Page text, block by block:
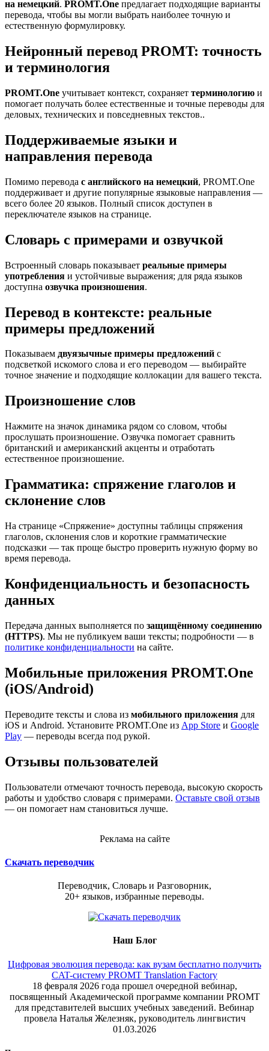
на немецкий. PROMT.One предлагает подходящие варианты
перевода, чтобы вы могли выбрать наиболее точную и
естественную формулировку.
Нейронный перевод PROMT: точность
и терминология
PROMT.One учитывает контекст, сохраняет терминологию и
помогает получать более естественные и точные переводы для
деловых, технических и повседневных текстов..
Поддерживаемые языки и
направления перевода
Помимо перевода с английского на немецкий, PROMT.One
поддерживает и другие популярные языковые направления —
всего более 20 языков. Полный список доступен в
переключателе языков на странице.
Словарь с примерами и озвучкой
Встроенный словарь показывает реальные примеры
употребления и устойчивые выражения; для ряда языков
доступна озвучка произношения.
Перевод в контексте: реальные
примеры предложений
Показываем двуязычные примеры предложений с
подсветкой искомого слова и его переводом — выбирайте
точное значение и подходящие коллокации для вашего текста.
Произношение слов
Нажмите на значок динамика рядом со словом, чтобы
прослушать произношение. Озвучка помогает сравнить
британский и американский акценты и отработать
естественное произношение.
Грамматика: спряжение глаголов и
склонение слов
На странице «Спряжение» доступны таблицы спряжения
глаголов, склонения слов и короткие грамматические
подсказки — так проще быстро проверить нужную форму во
время перевода.
Конфиденциальность и безопасность
данных
Передача данных выполняется по защищённому соединению
(HTTPS). Мы не публикуем ваши тексты; подробности — в
политике конфиденциальности на сайте.
Мобильные приложения PROMT.One
(iOS/Android)
Переводите тексты и слова из мобильного приложения для
iOS и Android. Установите PROMT.One из App Store и Google
Play — переводы всегда под рукой.
Отзывы пользователей
Пользователи отмечают точность перевода, высокую скорость
работы и удобство словаря с примерами. Оставьте свой отзыв
— он помогает нам становиться лучше.
Реклама на сайте
Скачать переводчик
Переводчик, Словарь и Разговорник,
20+ языков, избранные переводы.
Наш Блог
Цифровая эволюция перевода: как вузам бесплатно получить
CAT-систему PROMT Translation Factory
18 февраля 2026 года прошел очередной вебинар,
посвященный Академической программе компании PROMT
для представителей высших учебных заведений. Вебинар
провела Наталья Железняк, руководитель лингвистич
01.03.2026